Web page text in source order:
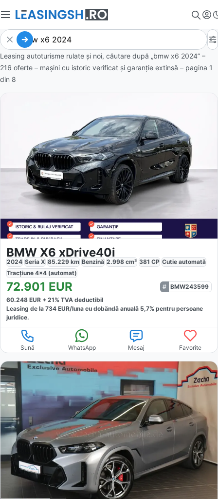
Leasing autoturisme rulate și noi, căutare după „bmw x6 2024” –
216 oferte – mașini cu istoric verificat și garanție extinsă – pagina 1
din 8
BMW X6 xDrive40i
2024 Seria X 85.229 km Benzină 2.998 cm³ 381 CP Cutie automată
Tracțiune 4x4 (automat)
72.901 EUR
BMW243599
60.248 EUR + 21% TVA deductibil
Leasing de la 734 EUR/luna cu dobăndă anuală 5,7% pentru persoane
juridice.
Sună WhatsApp Mesaj Favorite